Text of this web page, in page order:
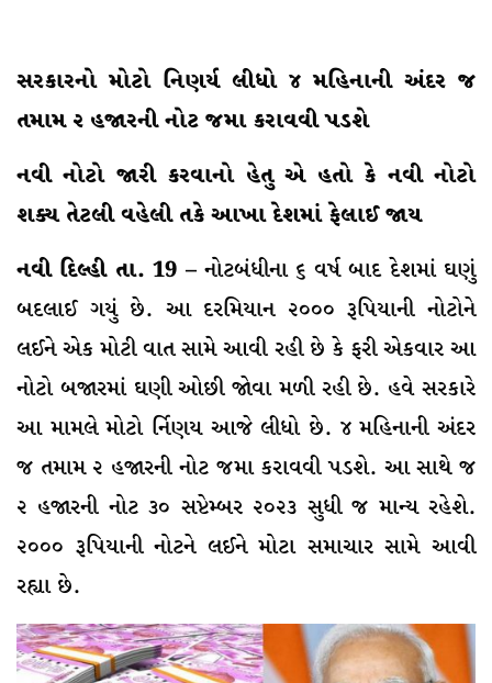
સરકારનો મોટો નિણર્ય લીધો ૪ મહિનાની અંદર જ
તમામ ૨ હજારની નોટ જમા કરાવવી પડશે
નવી નોટો જારી કરવાનો હેતુ એ હતો કે નવી નોટો
શક્ય તેટલી વહેલી તકે આખા દેશમાં ફેલાઈ જાય
નવી દિલ્હી તા. 19 – નોટબંધીના ૬ વર્ષ બાદ દેશમાં ઘણું
બદલાઈ ગયું છે. આ દરમિયાન ૨૦૦૦ રૂપિયાની નોટોને
લઈને એક મોટી વાત સામે આવી રહી છે કે ફરી એકવાર આ
નોટો બજારમાં ઘણી ઓછી જાેવા મળી રહી છે. હવે સરકારે
આ મામલે મોટો ર્નિણય આજે લીધો છે. ૪ મહિનાની અંદર
જ તમામ ૨ હજારની નોટ જમા કરાવવી પડશે. આ સાથે જ
૨ હજારની નોટ ૩૦ સપ્ટેમ્બર ૨૦૨૩ સુધી જ માન્ય રહેશે.
૨૦૦૦ રૂપિયાની નોટને લઈને મોટા સમાચાર સામે આવી
રહ્યા છે.